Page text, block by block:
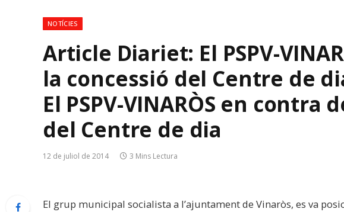
NOTÍCIES
Article Diariet: El PSPV-
la concessió del Centre de
El PSPV-VINARÒS en contra
del Centre de dia
12 de juliol de 2014 3 Mins Lectura
El grup municipal socialista a l’ajuntament de Vinaròs, es va